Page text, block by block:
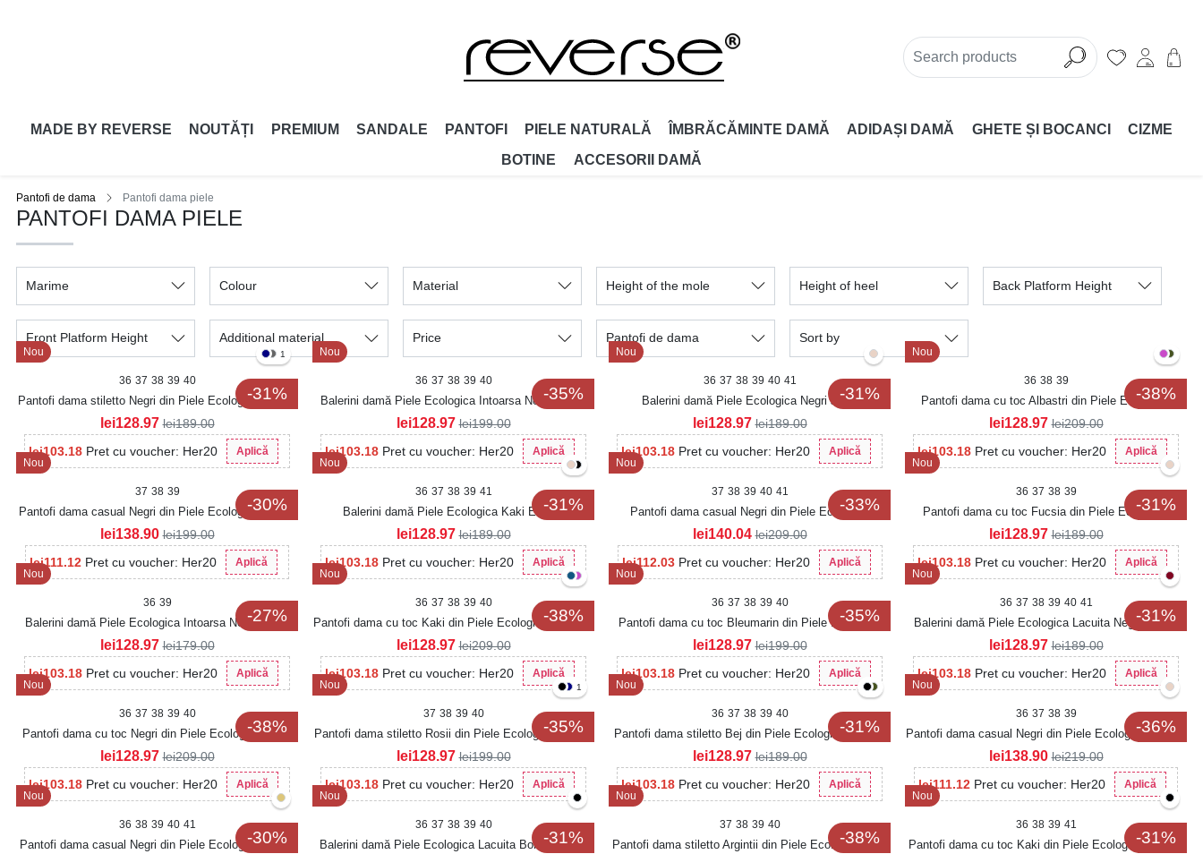
MADE BY REVERSE NOUTĂȚI PREMIUM SANDALE PANTOFI PIELE NATURALĂ ÎMBRĂCĂMINTE DAMĂ ADIDAȘI DAMĂ GHETE ȘI BOCANCI
CIZME
BOTINE
ACCESORII DAMǍ
Pantofi de dama Pantofi dama piele
PANTOFI DAMA PIELE
Marime Colour Material Height of the mole Height of heel Back Platform Height
Front Platform Height Additional material Price Pantofi de dama Sort by
Nou
-31%
1
36 37 38 39 40
Pantofi dama stiletto Negri din Piele Ecologica Avenia
lei103.18 Pret cu voucher: Her20 Aplică
lei128.97 lei189.00
Nou
-35%
36 37 38 39 40
Balerini damă Piele Ecologica Intoarsa Negri Mayla
lei103.18 Pret cu voucher: Her20 Aplică
lei128.97 lei199.00
Nou
-31%
36 37 38 39 40 41
Balerini damă Piele Ecologica Negri Jenly
lei103.18 Pret cu voucher: Her20 Aplică
lei128.97 lei189.00
Nou
-38%
36 38 39
Pantofi dama cu toc Albastri din Piele Ecologica
Intoarsa Ariha
lei103.18 Pret cu voucher: Her20 Aplică
lei128.97 lei209.00
Nou
-30%
37 38 39
Pantofi dama casual Negri din Piele Ecologica Rovey
lei111.12 Pret cu voucher: Her20 Aplică
lei138.90 lei199.00
Nou
-31%
36 37 38 39 41
Balerini damă Piele Ecologica Kaki Evsley
lei103.18 Pret cu voucher: Her20 Aplică
lei128.97 lei189.00
Nou
-33%
37 38 39 40 41
Pantofi dama casual Negri din Piele Ecologica
Evayna
lei112.03 Pret cu voucher: Her20 Aplică
lei140.04 lei209.00
Nou
-31%
36 37 38 39
Pantofi dama cu toc Fucsia din Piele Ecologica
Intoarsa Kacyn
lei103.18 Pret cu voucher: Her20 Aplică
lei128.97 lei189.00
Nou
-27%
36 39
Balerini damă Piele Ecologica Intoarsa Negri Vyara
lei103.18 Pret cu voucher: Her20 Aplică
lei128.97 lei179.00
Nou
-38%
36 37 38 39 40
Pantofi dama cu toc Kaki din Piele Ecologica Intoarsa
Ariha
lei103.18 Pret cu voucher: Her20 Aplică
lei128.97 lei209.00
Nou
-35%
36 37 38 39 40
Pantofi dama cu toc Bleumarin din Piele Ecologica
Lacuita Kavari
lei103.18 Pret cu voucher: Her20 Aplică
lei128.97 lei199.00
Nou
-31%
36 37 38 39 40 41
Balerini damă Piele Ecologica Lacuita Negri Jenly2
lei103.18 Pret cu voucher: Her20 Aplică
lei128.97 lei189.00
Nou
-38%
36 37 38 39 40
Pantofi dama cu toc Negri din Piele Ecologica Lerya
lei103.18 Pret cu voucher: Her20 Aplică
lei128.97 lei209.00
Nou
-35%
1
37 38 39 40
Pantofi dama stiletto Rosii din Piele Ecologica Avenia
lei103.18 Pret cu voucher: Her20 Aplică
lei128.97 lei199.00
Nou
-31%
36 37 38 39 40
Pantofi dama stiletto Bej din Piele Ecologica Lacuita
Avenia2
lei103.18 Pret cu voucher: Her20 Aplică
lei128.97 lei189.00
Nou
-36%
36 37 38 39
Pantofi dama casual Negri din Piele Ecologica Lacuita
Raisey
lei111.12 Pret cu voucher: Her20 Aplică
lei138.90 lei219.00
Nou
-30%
36 38 39 40 41
Pantofi dama casual Negri din Piele Ecologica Asena
Nou
-31%
36 37 38 39 40
Balerini damă Piele Ecologica Lacuita Bordo Jenly2
Nou
-38%
37 38 39 40
Pantofi dama stiletto Argintii din Piele Ecologica Siris
Nou
-31%
36 38 39 41
Pantofi dama cu toc Kaki din Piele Ecologica Lacuita